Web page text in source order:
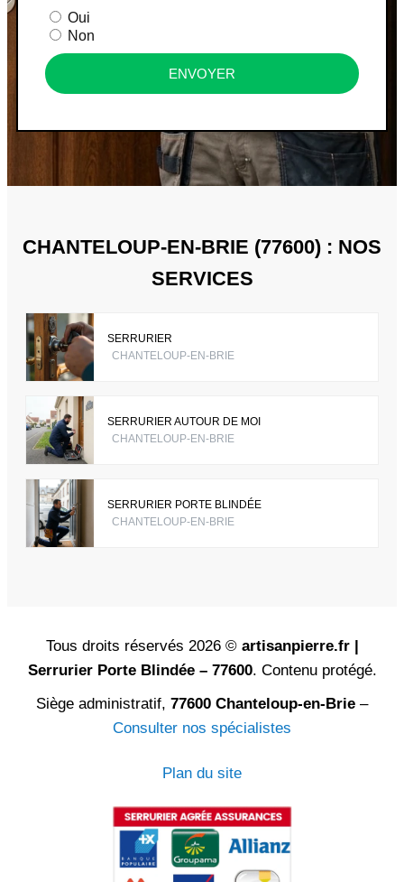
Oui
Non
ENVOYER
CHANTELOUP-EN-BRIE (77600) : NOS
SERVICES
SERRURIER
CHANTELOUP-EN-BRIE
SERRURIER AUTOUR DE MOI
CHANTELOUP-EN-BRIE
SERRURIER PORTE BLINDÉE
CHANTELOUP-EN-BRIE
Tous droits réservés 2026 © artisanpierre.fr |
Serrurier Porte Blindée – 77600. Contenu protégé.
Siège administratif, 77600 Chanteloup-en-Brie –
Consulter nos spécialistes
Plan du site